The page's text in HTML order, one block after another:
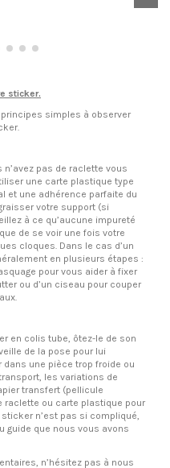
sticker.
simples à observer
pas de raclette vous
une carte plastique type
et une adhérence parfaite du
votre support (si
à ce qu’aucune impureté
de se voir une fois votre
cloques. Dans le cas d’un
en plusieurs étapes :
pour vous aider à fixer
ou d’un ciseau pour couper
en colis tube, ôtez-le de son
de la pose pour lui
une pièce trop froide ou
les variations de
transfert (pellicule
raclette ou carte plastique pour
sticker n’est pas si compliqué,
guide que nous vous avons
n’hésitez pas à nous